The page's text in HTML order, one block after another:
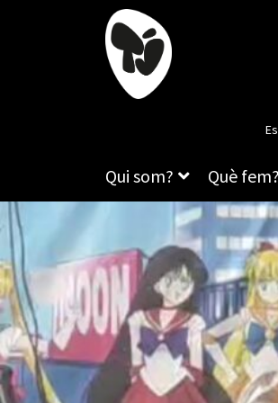
Qui som? Què fem?